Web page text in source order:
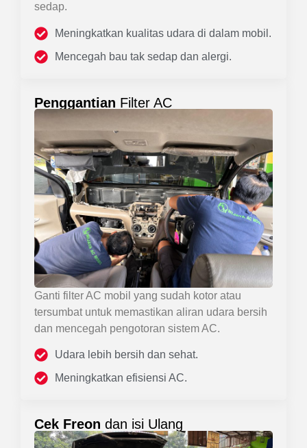
sedap.
Meningkatkan kualitas udara di dalam mobil.
Mencegah bau tak sedap dan alergi.
Penggantian Filter AC
Ganti filter AC mobil yang sudah kotor atau
tersumbat untuk memastikan aliran udara bersih
dan mencegah pengotoran sistem AC.
Udara lebih bersih dan sehat.
Meningkatkan efisiensi AC.
Cek Freon dan isi Ulang